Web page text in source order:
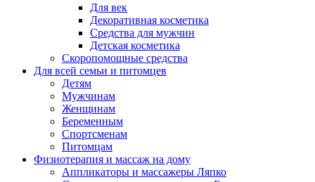
Для век
Декоративная косметика
Средства для мужчин
Детская косметика
Скоропомощные средства
Для всей семьи и питомцев
Детям
Мужчинам
Женщинам
Беременным
Спортсменам
Питомцам
Физиотерапия и массаж на дому
Аппликаторы и массажеры Ляпко